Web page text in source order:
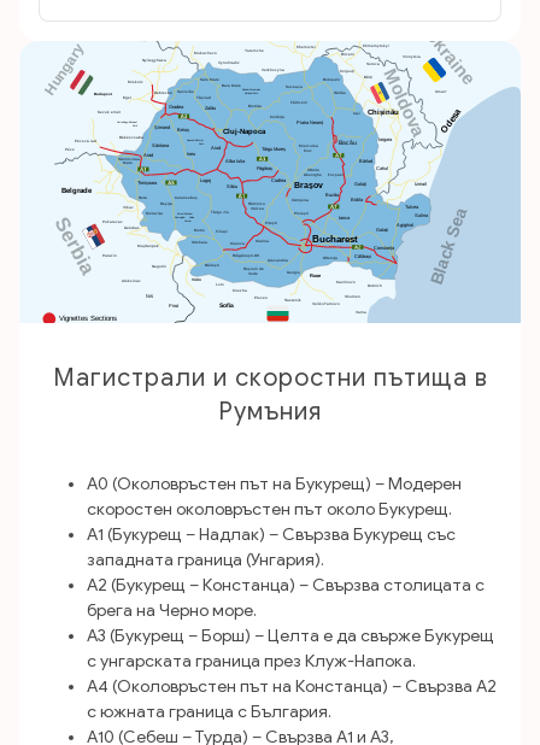
Магистрали и скоростни пътища в
Румъния
A0 (Околовръстен път на Букурещ) – Модерен
скоростен околовръстен път около Букурещ.
A1 (Букурещ – Надлак) – Свързва Букурещ със
западната граница (Унгария).
A2 (Букурещ – Констанца) – Свързва столицата с
брега на Черно море.
A3 (Букурещ – Борш) – Целта е да свърже Букурещ
с унгарската граница през Клуж-Напока.
A4 (Околовръстен път на Констанца) – Свързва A2
с южната граница с България.
A10 (Себеш – Турда) – Свързва A1 и A3,